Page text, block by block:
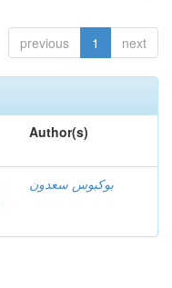
previous 1 next
Author(s)
بوكبوس سعدون